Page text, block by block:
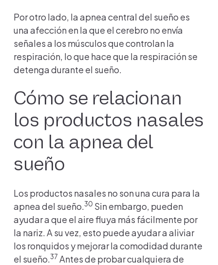
Por otro lado, la apnea central del sueño es
una afección en la que el cerebro no envía
señales a los músculos que controlan la
respiración, lo que hace que la respiración se
detenga durante el sueño.
Cómo se relacionan
los productos nasales
con la apnea del
sueño
Los productos nasales no son una cura para la
apnea del sueño. 30 Sin embargo, pueden
ayudar a que el aire fluya más fácilmente por
la nariz. A su vez, esto puede ayudar a aliviar
los ronquidos y mejorar la comodidad durante
el sueño. 37 Antes de probar cualquiera de